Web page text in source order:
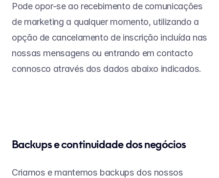
Pode opor-se ao recebimento de comunicações
de marketing a qualquer momento, utilizando a
opção de cancelamento de inscrição incluída nas
nossas mensagens ou entrando em contacto
connosco através dos dados abaixo indicados.
Backups e continuidade dos negócios
Criamos e mantemos backups dos nossos